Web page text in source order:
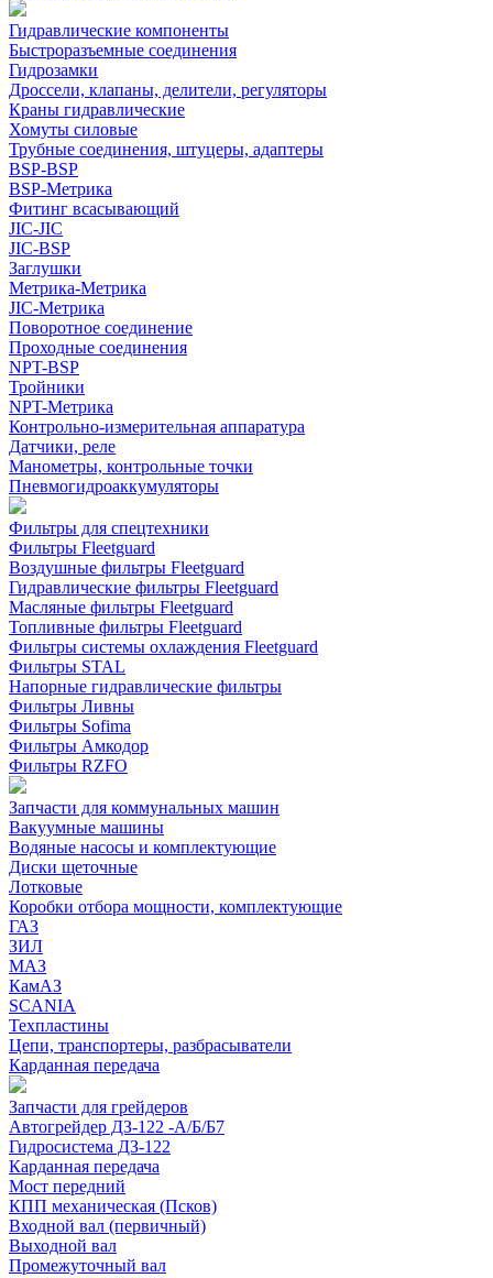
Гидравлические компоненты
Быстроразъемные соединения
Гидрозамки
Дроссели, клапаны, делители, регуляторы
Краны гидравлические
Хомуты силовые
Трубные соединения, штуцеры, адаптеры
BSP-BSP
BSP-Метрика
Фитинг всасывающий
JIC-JIC
JIC-BSP
Заглушки
Метрика-Метрика
JIC-Метрика
Поворотное соединение
Проходные соединения
NPT-BSP
Тройники
NPT-Метрика
Контрольно-измерительная аппаратура
Датчики, реле
Манометры, контрольные точки
Пневмогидроаккумуляторы
Фильтры для спецтехники
Фильтры Fleetguard
Воздушные фильтры Fleetguard
Гидравлические фильтры Fleetguard
Масляные фильтры Fleetguard
Топливные фильтры Fleetguard
Фильтры системы охлаждения Fleetguard
Фильтры STAL
Напорные гидравлические фильтры
Фильтры Ливны
Фильтры Sofima
Фильтры Амкодор
Фильтры RZFO
Запчасти для коммунальных машин
Вакуумные машины
Водяные насосы и комплектующие
Диски щеточные
Лотковые
Коробки отбора мощности, комплектующие
ГАЗ
ЗИЛ
МАЗ
КамАЗ
SCANIA
Техпластины
Цепи, транспортеры, разбрасыватели
Карданная передача
Запчасти для грейдеров
Автогрейдер ДЗ-122 -А/Б/Б7
Гидросистема ДЗ-122
Карданная передача
Мост передний
КПП механическая (Псков)
Входной вал (первичный)
Выходной вал
Промежуточный вал